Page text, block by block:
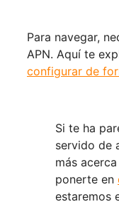
Para navegar,
configurar de
Si te ha
servido de
más
ponerte en
estaremos